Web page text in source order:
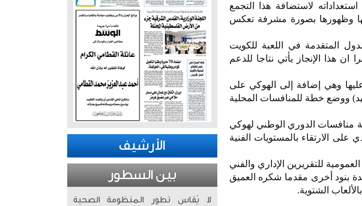
لاستضافة هذا التجمع
وظهورها بصورة مشرفة تعكس
المتقدمة في اللعبة للكويت
هذا الإنجاز يأتي نتاجا للدعم
وهي إضافة إلى الهوكي على
ووضع خطة للمنافسات المحلية
منافسات الدوري الوطني لهوكي
الارتقاء بالمستويات الفنية
للتقريرين الإداري والفني
بنود أخرى مقدما شكره العميق
الشتوية.
الأرشيف
بين السطور
لا يُقاس تطور المنظومة الصحية